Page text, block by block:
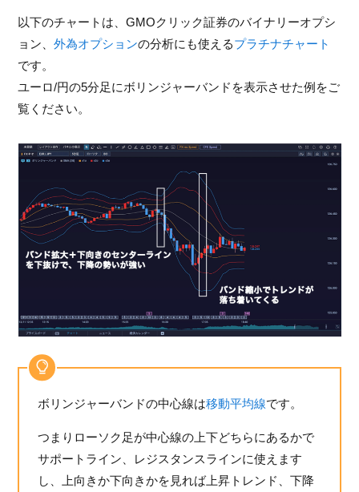
以下のチャートは、GMOクリック証券のバイナリーオプシ
ョン、外為オプションの分析にも使えるプラチナチャート
です。
ユーロ/円の5分足にボリンジャーバンドを表示させた例をご
覧ください。
ボリンジャーバンドの中心線は移動平均線です。
つまりローソク足が中心線の上下どちらにあるかで
サポートライン、レジスタンスラインに使えます
し、上向きか下向きかを見れば上昇トレンド、下降